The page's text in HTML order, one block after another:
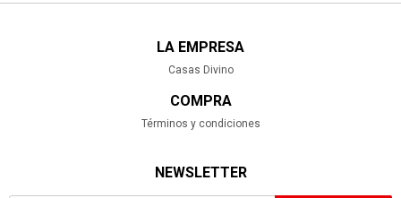
LA EMPRESA
Casas Divino
COMPRA
Términos y condiciones
NEWSLETTER